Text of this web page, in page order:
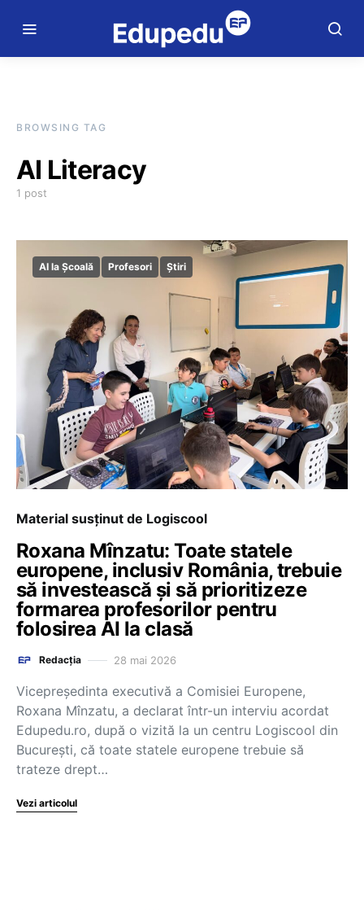
BROWSING TAG
AI Literacy
1 post
AI la Școală Profesori Știri
Material susținut de Logiscool
Roxana Mînzatu: Toate statele
europene, inclusiv România, trebuie
să investească și să prioritizeze
formarea profesorilor pentru
folosirea AI la clasă
Redacția 28 mai 2026
Vicepreședinta executivă a Comisiei Europene,
Roxana Mînzatu, a declarat într-un interviu acordat
Edupedu.ro, după o vizită la un centru Logiscool din
București, că toate statele europene trebuie să
trateze drept…
Vezi articolul